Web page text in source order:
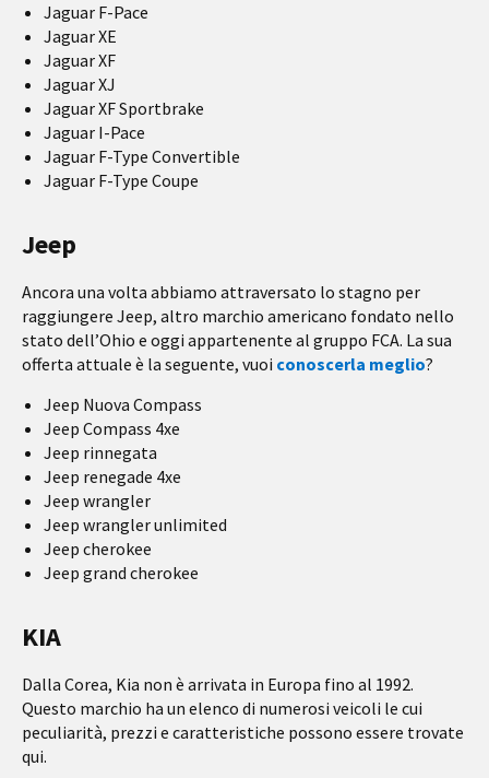
Jaguar F-Pace
Jaguar XE
Jaguar XF
Jaguar XJ
Jaguar XF Sportbrake
Jaguar I-Pace
Jaguar F-Type Convertible
Jaguar F-Type Coupe
Jeep
Ancora una volta abbiamo attraversato lo stagno per
raggiungere Jeep, altro marchio americano fondato nello
stato dell’Ohio e oggi appartenente al gruppo FCA. La sua
offerta attuale è la seguente, vuoi conoscerla meglio?
Jeep Nuova Compass
Jeep Compass 4xe
Jeep rinnegata
Jeep renegade 4xe
Jeep wrangler
Jeep wrangler unlimited
Jeep cherokee
Jeep grand cherokee
KIA
Dalla Corea, Kia non è arrivata in Europa fino al 1992.
Questo marchio ha un elenco di numerosi veicoli le cui
peculiarità, prezzi e caratteristiche possono essere trovate
qui.